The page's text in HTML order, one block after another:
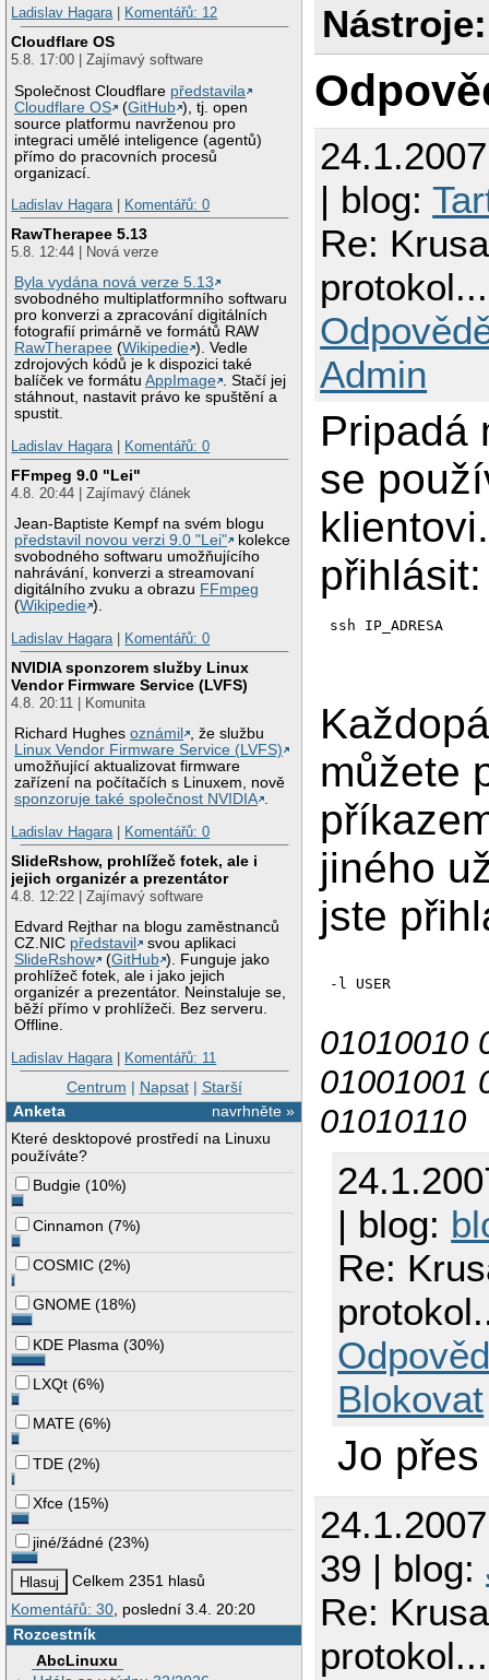
Ladislav Hagara| Komentářů: 12
Cloudflare OS
5.8. 17:00 | Zajímavý software
Společnost Cloudflare představila
Cloudflare OS
(GitHub ), tj. open
source platformu navrženou pro
integraci umělé inteligence (agentů)
přímo do pracovních procesů
organizací.
Ladislav Hagara| Komentářů: 0
RawTherapee 5.13
5.8. 12:44 | Nová verze
Byla vydána nová verze 5.13
svobodného multiplatformního softwaru
pro konverzi a zpracování digitálních
fotografií primárně ve formátů RAW
RawTherapee (Wikipedie ). Vedle
zdrojových kódů je k dispozici také
balíček ve formátuAppImage . Stačí jej
stáhnout, nastavit právo ke spuštění a
spustit.
Ladislav Hagara| Komentářů: 0
FFmpeg 9.0 "Lei"
4.8. 20:44 | Zajímavý článek
Jean-Baptiste Kempf na svém blogu
představil novou verzi 9.0 "Lei"
kolekce
svobodného softwaru umožňujícího
nahrávání, konverzi a streamovaní
digitálního zvuku a obrazu FFmpeg
(Wikipedie ).
Ladislav Hagara| Komentářů: 0
NVIDIA sponzorem služby Linux
Vendor Firmware Service (LVFS)
4.8. 20:11 | Komunita
Richard Hughesoznámil
, že službu
Linux Vendor Firmware Service (LVFS)
umožňující aktualizovat firmware
zařízení na počítačích s Linuxem, nově
sponzoruje také společnost NVIDIA .
Ladislav Hagara| Komentářů: 0
SlideRshow, prohlížeč fotek, ale i
jejich organizér a prezentátor
4.8. 12:22 | Zajímavý software
Edvard Rejthar na blogu zaměstnanců
CZ.NIC představil
svou aplikaci
SlideRshow
(GitHub ). Funguje jako
prohlížeč fotek, ale i jako jejich
organizér a prezentátor. Neinstaluje se,
běží přímo v prohlížeči. Bez serveru.
Offline.
Ladislav Hagara| Komentářů: 11
Centrum | Napsat| Starší
navrhněte »
Anketa
Které desktopové prostředí na Linuxu
používáte?
Budgie (10%)
Cinnamon (7%)
COSMIC (2%)
GNOME (18%)
KDE Plasma (30%)
LXQt (6%)
MATE (6%)
TDE (2%)
Xfce (15%)
jiné/žádné (23%)
Celkem 2351 hlasů
Komentářů: 30 , poslední 3.4. 20:20
Rozcestník
AbcLinuxu
Nástroje:
| blog:
Re:
Admin
Pripadá
se
přihlásit:
ssh IP_ADRESA
můžete
jiného
jste
01010010
01001001
01010110
| blog:
Re:
Blokovat
Jo
39 | blog:
Re: